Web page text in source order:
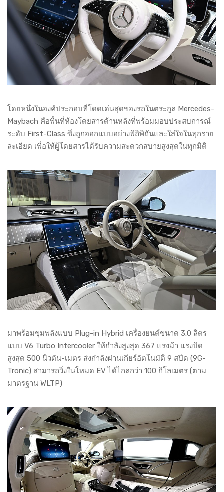
โดยหนึ่งในองค์ประกอบที่โดดเด่นสุดของรถในตระกูล Mercedes-
Maybach คือพื้นที่ห้องโดยสารด้านหลังที่พร้อมมอบประสบการณ์
ระดับ First-Class ซึ่งถูกออกแบบอย่างพิถิพิถันและใส่ใจในทุกราย
ละเอียด เพื่อให้ผู้โดยสารได้รับความสะดวกสบายสูงสุดในทุกมิติ
มาพร้อมขุมพลังแบบ Plug-in Hybrid เครื่องยนต์ขนาด 3.0 ลิตร
แบบ V6 Turbo Intercooler ให้กำลังสูงสุด 367 แรงม้า แรงบิด
สูงสุด 500 นิวตัน-เมตร ส่งกำลังผ่านเกียร์อัตโนมัติ 9 สปีด (9G-
Tronic) สามารถวิ่งในโหมด EV ได้ไกลกว่า 100 กิโลเมตร (ตาม
มาตรฐาน WLTP)